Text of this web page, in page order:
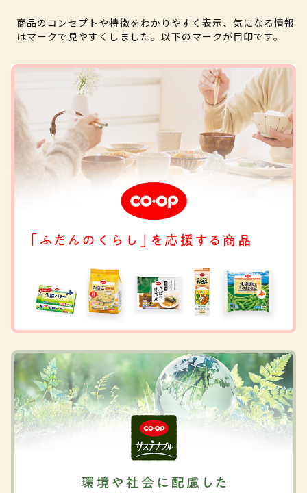
商品のコンセプトや特徴をわかりやすく表示、気になる情報
はマークで見やすくしました。以下のマークが目印です。